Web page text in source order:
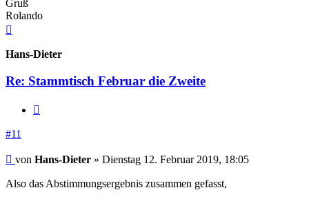
Gruß
Rolando
Hans-Dieter
Re: Stammtisch Februar die Zweite
#11
Beitrag
von Hans-Dieter » Dienstag 12. Februar 2019, 18:05
Also das Abstimmungsergebnis zusammen gefasst,